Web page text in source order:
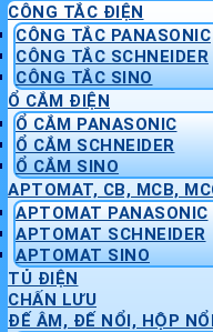
CÔNG TẮC ĐIỆN
CÔNG TẮC PANASONIC
CÔNG TẮC SCHNEIDER
CÔNG TẮC SINO
Ổ CẮM ĐIỆN
Ổ CẮM PANASONIC
Ổ CẮM SCHNEIDER
Ổ CẮM SINO
APTOMAT, CB, MCB,
APTOMAT PANASONIC
APTOMAT SCHNEIDER
APTOMAT SINO
TỦ ĐIỆN
CHẤN LƯU
ĐẾ ÂM, ĐẾ NỔI, HỘP